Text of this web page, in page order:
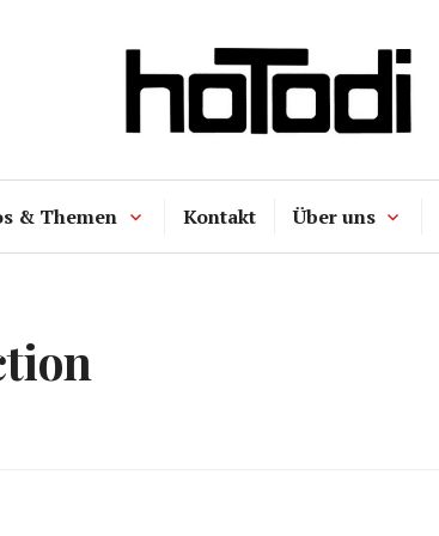
hoTodi
& Themen Kontakt Über uns